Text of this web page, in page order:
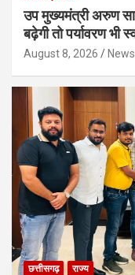
उप मुख्यमंत्री अरुण
बढ़ेगी तो पर्यावरण
August 8, 2026
छत्तीसगढ़ राज्य